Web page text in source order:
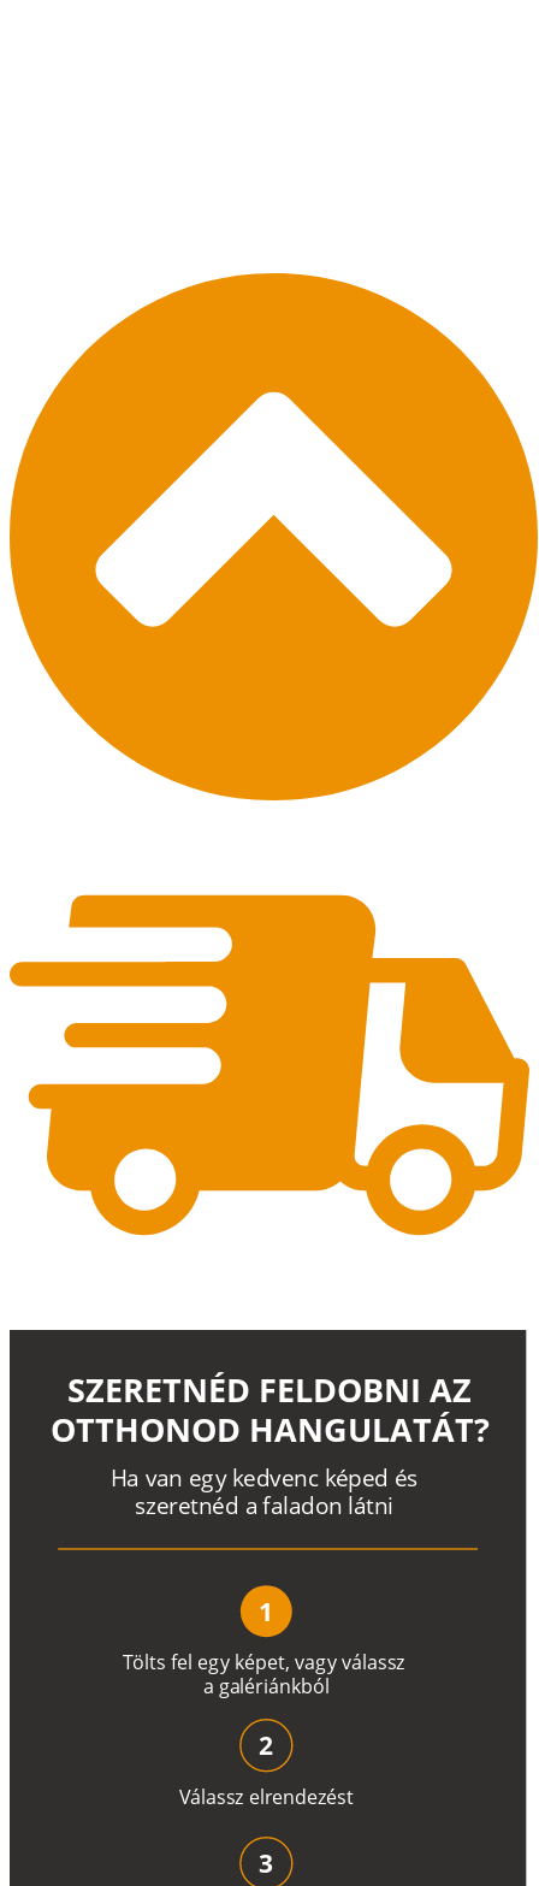
Tölts fel egy képet, vagyválassz
a galériánkból
Ha van egy kedvenc képed és
szeretnéd a faladon látni
SZERETNÉD FELDOBNI AZ
OTTHONOD HANGULATÁT?
1
Válassz elrendezést
2
3